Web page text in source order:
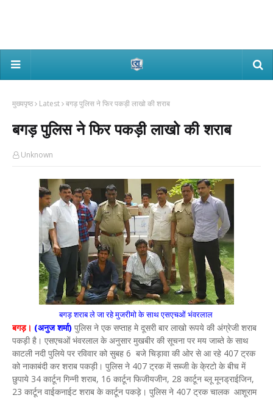
मुख्यपृष्ठ Latest बगड़ पुलिस ने फिर पकड़ी लाखो की शराब
बगड़ पुलिस ने फिर पकड़ी लाखो की शराब
Unknown
बगड़ शराब ले जा रहे मुजरीमो के साथ एसएचओं भंवरलाल
बगड़। (अनुज शर्मा) पुलिस ने एक सप्ताह मे दूसरी बार लाखो रूपये की अंग्रेजी शराब
पकड़ी है। एसएचओं भंवरलाल के अनुसार मुखबीर की सूचना पर मय जाब्ते के साथ
काटली नदी पुलिये पर रविवार को सुबह 6 बजे चिड़ावा की ओर से आ रहे 407 ट्रक
को नाकाबंदी कर शराब पकड़ी। पुलिस ने 407 ट्रक में सब्जी के के्रटो के बीच में
छुपाये 34 कार्टून गिन्नी शराब, 16 कार्टून फिजीयजीन, 28 कार्टून ब्लू मूनड्राईजिन,
23 कार्टून वाईकनाईट शराब के कार्टून पकड़े। पुलिस ने 407 ट्रक चालक आशूराम